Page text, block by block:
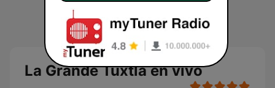
La Grande Tuxtla en vivo